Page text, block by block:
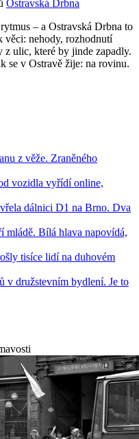
Ostravská Drbna
– a Ostravská Drbna to
věci: nehody, rozhodnutí
z ulic, které by jinde zapadly.
se v Ostravě žije: na rovinu.
z věže. Zraněného
vozidla vyřídí online,
dálnici D1 na Brno. Dva
mládě. Bílá hlava napovídá,
tisíce lidí na duhovém
v družstevním bydlení. Je to